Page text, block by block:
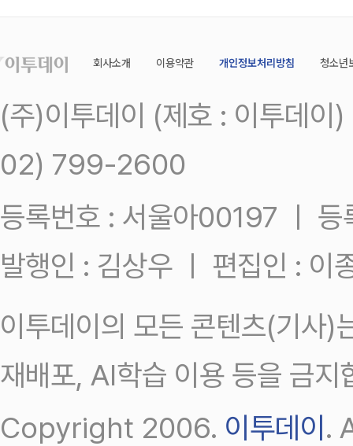
회사소개 이용약관 개인정보처리방침 청소년
(주)이투데이 (제호 : 이투데
02) 799-2600
등록번호 : 서울아00197 ㅣ
발행인 : 김상우 ㅣ 편집인 : 이
이투데이의 모든 콘텐츠(기사)
재배포, AI학습 이용 등을 금지
Copyright 2006. 이투데이.